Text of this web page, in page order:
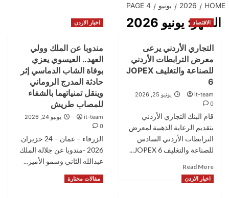
HOME
2026 يونيو PAGE 4
الشهر: يونيو 2026 الاقتصاد
التجاري الأردني يرعى
معرض الترابطات الأردني
للصناعة والتغليف JOPEX
6
it-team
يونيو 25, 2026
0
قام البنك التجاري الأردني
بتقديم الرعاية الذهبية لمعرض
الترابطات الأردني السادس
للصناعة والتغليف JOPEX 6...
Read More
more
about
اخبار الاردن
مندوبا عن الملك وولي
العهد.. العيسوي يعزي
بوفاة الشاب الدماسي إثر
حادثة المدرج الروماني
وينقل تمنياتهما بالشفاء
للمصاب طريش
it-team
يونيو 24, 2026
0
الزرقاء – عمان – 24 حزيران
2026 -مندوبا عن جلالة الملك
عبدالله الثاني وسمو الأمير...
Read More
Read
اخبار الاردن مقالات مختارة